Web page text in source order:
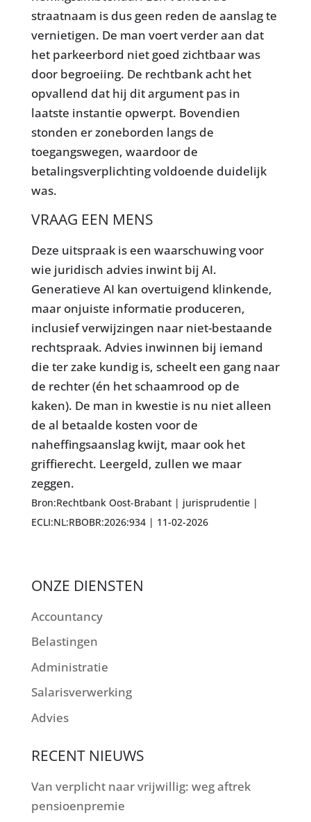
straatnaam is dus geen reden de aanslag te
vernietigen. De man voert verder aan dat
het parkeerbord niet goed zichtbaar was
door begroeiing. De rechtbank acht het
opvallend dat hij dit argument pas in
laatste instantie opwerpt. Bovendien
stonden er zoneborden langs de
toegangswegen, waardoor de
betalingsverplichting voldoende duidelijk
was.
VRAAG EEN MENS
Deze uitspraak is een waarschuwing voor
wie juridisch advies inwint bij AI.
Generatieve AI kan overtuigend klinkende,
maar onjuiste informatie produceren,
inclusief verwijzingen naar niet-bestaande
rechtspraak. Advies inwinnen bij iemand
die ter zake kundig is, scheelt een gang naar
de rechter (én het schaamrood op de
kaken). De man in kwestie is nu niet alleen
de al betaalde kosten voor de
naheffingsaanslag kwijt, maar ook het
griffierecht. Leergeld, zullen we maar
zeggen.
Bron:Rechtbank Oost-Brabant | jurisprudentie |
ECLI:NL:RBOBR:2026:934 | 11-02-2026
ONZE DIENSTEN
Accountancy
Belastingen
Administratie
Salarisverwerking
Advies
RECENT NIEUWS
Van verplicht naar vrijwillig: weg aftrek
pensioenpremie